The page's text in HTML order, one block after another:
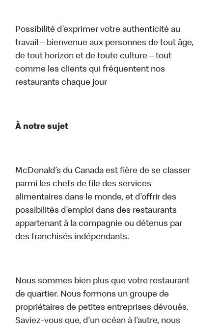
Possibilité d’exprimer votre authenticité au
travail – bienvenue aux personnes de tout âge,
de tout horizon et de toute culture – tout
comme les clients qui fréquentent nos
restaurants chaque jour
À notre sujet
McDonald’s du Canada est fière de se classer
parmi les chefs de file des services
alimentaires dans le monde, et d’offrir des
possibilités d’emploi dans des restaurants
appartenant à la compagnie ou détenus par
des franchisés indépendants.
Nous sommes bien plus que votre restaurant
de quartier. Nous formons un groupe de
propriétaires de petites entreprises dévoués.
Saviez-vous que, d’un océan à l’autre, nous